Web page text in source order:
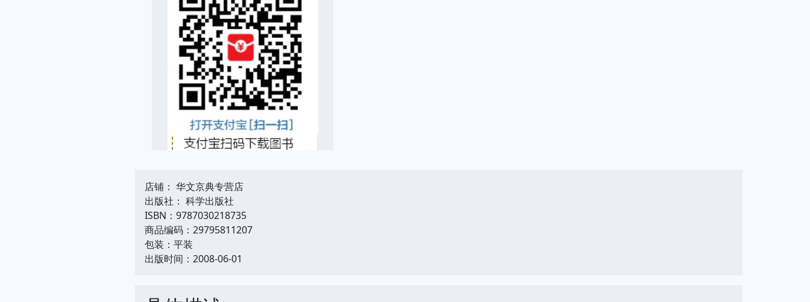
店铺： 华文京典专营店
出版社： 科学出版社
ISBN：9787030218735
商品编码：29795811207
包装：平装
出版时间：2008-06-01